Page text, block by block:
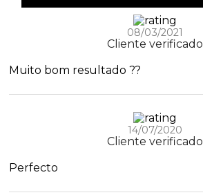
08/03/2021
Cliente verificado
Muito bom resultado ??
14/07/2020
Cliente verificado
Perfecto